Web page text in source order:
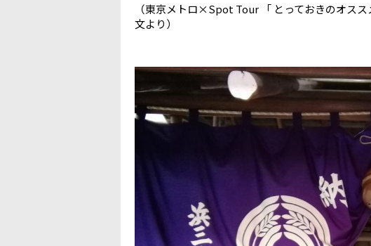
（東京メトロ×Spot Tour 「 とっておきのオス
文より）